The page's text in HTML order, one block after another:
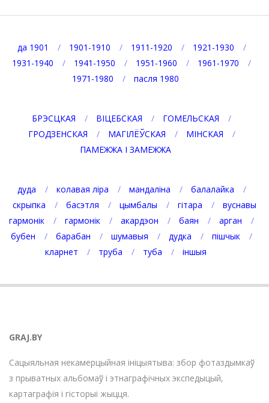
да 1901 1901-1910 1911-1920
1921-1930
1931-1940
1941-1950 1951-1960
1961-1970
1971-1980
пасля 1980
БРЭСЦКАЯ ВІЦЕБСКАЯ
ГОМЕЛЬСКАЯ
ГРОДЗЕНСКАЯ
МАГІЛЁЎСКАЯ
МІНСКАЯ
ПАМЕЖЖА І ЗАМЕЖЖА
дуда колавая ліра мандаліна
балалайка
скрыпка
басэтля цымбалы гітара
вуснавы
гармонік
гармонік акардэон баян
арган
бубен
барабан шумавыя дудка
пішчык
кларнет
труба туба іншыя
GRAJ.BY
Сацыяльная некамерцыйная ініцыятыва: збор фотаздымкаў
з прыватных альбомаў і этнаграфічных экспедыцый,
картаграфія і гісторыі жыцця.